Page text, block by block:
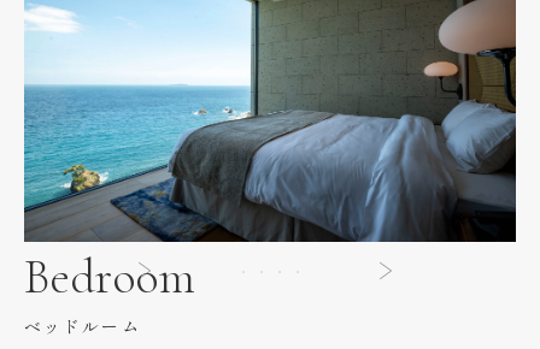
Bedroom
ベッドルーム